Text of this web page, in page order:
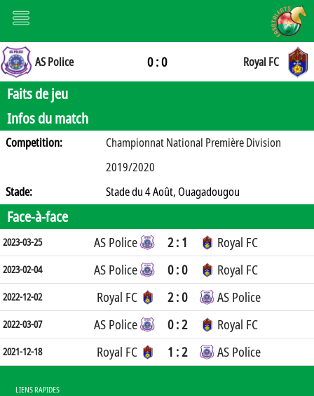
AS Police 0 : 0 Royal FC
Faits de jeu
Infos du match
Competition:
Championnat National Première Division
2019/2020
Stade:
Stade du 4 Août, Ouagadougou
Face-à-face
2023-03-25 AS Police 2 : 1 Royal FC
2023-02-04 AS Police 0 : 0 Royal FC
2022-12-02 Royal FC 2 : 0 AS Police
2022-03-07 AS Police 0 : 2 Royal FC
2021-12-18 Royal FC 1 : 2 AS Police
LIENS RAPIDES